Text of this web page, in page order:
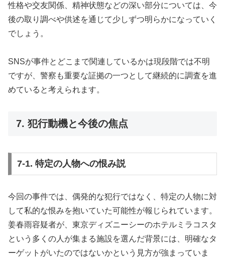
性格や交友関係、精神状態などの深い部分については、今
後の取り調べや供述を通じて少しずつ明らかになっていく
でしょう。
SNSが事件とどこまで関連しているかは現段階では不明
ですが、警察も重要な証拠の一つとして継続的に調査を進
めていると考えられます。
7. 犯行動機と今後の焦点
7-1. 特定の人物への恨み説
今回の事件では、偶発的な犯行ではなく、特定の人物に対
して私的な恨みを抱いていた可能性が報じられています。
姜春雨容疑者が、東京ディズニーシーのホテルミラコスタ
という多くの人が集まる施設を選んだ背景には、明確なタ
ーゲットがいたのではないかという見方が強まっていま